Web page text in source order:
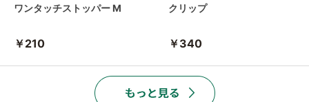
ワンタッチストッパー M
￥210
クリップ
￥340